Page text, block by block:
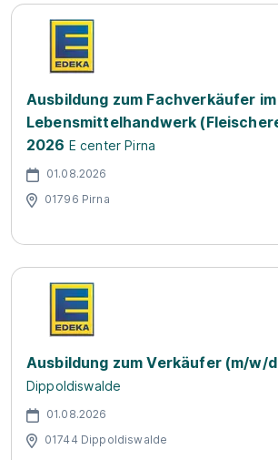
Ausbildung zum Fachverkäufer im
Lebensmittelhandwerk
2026 E center Pirna
01.08.2026
01796 Pirna
Ausbildung zum Verkäufer (m/w/
Dippoldiswalde
01.08.2026
01744 Dippoldiswalde